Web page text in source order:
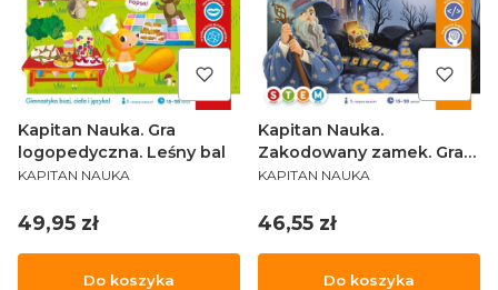
Kapitan Nauka. Gra
logopedyczna. Leśny bal
PRODUCENT
KAPITAN NAUKA
Cena
49,95 zł
Do koszyka
Kapitan Nauka.
Zakodowany zamek. Gra
na kodowanie
PRODUCENT
KAPITAN NAUKA
Cena
46,55 zł
Do koszyka